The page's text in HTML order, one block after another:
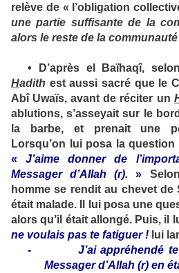
relève de « l’obligation
une partie suffisante de la
alors le reste de la
•
D’après el Baïhaqî,
Hadith est aussi sacré que le
Abî Uwaïs, avant de réciter un
ablutions, s’asseyait sur le
la barbe, et prenait une
Lorsqu’on lui posa la
«J’aime donner de
Messager d’Allah (r). »
homme se rendit au chevet de
était malade. Il lui posa une
alors qu’il était allongé. Puis, il
ne voulais pas te fatiguer ! lui
-
J’ai appréhendé
Messager d’Allah (r) en